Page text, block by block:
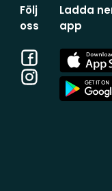
Följ
oss
Facebook
Instagram
Ladda
app
App
Store
App
Store